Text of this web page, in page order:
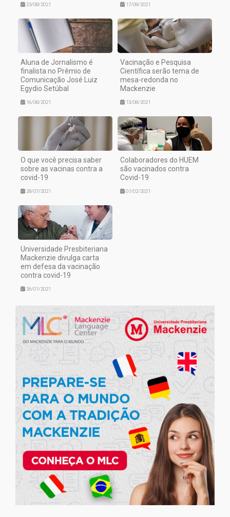
23/08/2021 17/08/2021
Aluna de Jornalismo é
finalista no Prêmio de
Comunicação José Luiz
Egydio Setúbal
16/08/2021
Vacinação e Pesquisa
Científica serão tema de
mesa-redonda no
Mackenzie
13/08/2021
O que você precisa saber
sobre as vacinas contra a
covid-19
28/07/2021
Colaboradores do HUEM
são vacinados contra
Covid-19
01/02/2021
Universidade Presbiteriana
Mackenzie divulga carta
em defesa da vacinação
contra covid-19
26/01/2021